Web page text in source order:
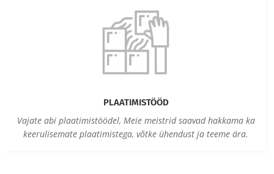
PLAATIMISTÖÖD
Vajate abi plaatimistöödel, Meie meistrid saavad hakkama ka
keerulisemate plaatimistega, võtke ühendust ja teeme ära.